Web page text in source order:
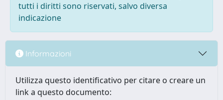
tutti i diritti sono riservati, salvo diversa
indicazione
Informazioni
Utilizza questo identificativo per citare o creare un
link a questo documento: